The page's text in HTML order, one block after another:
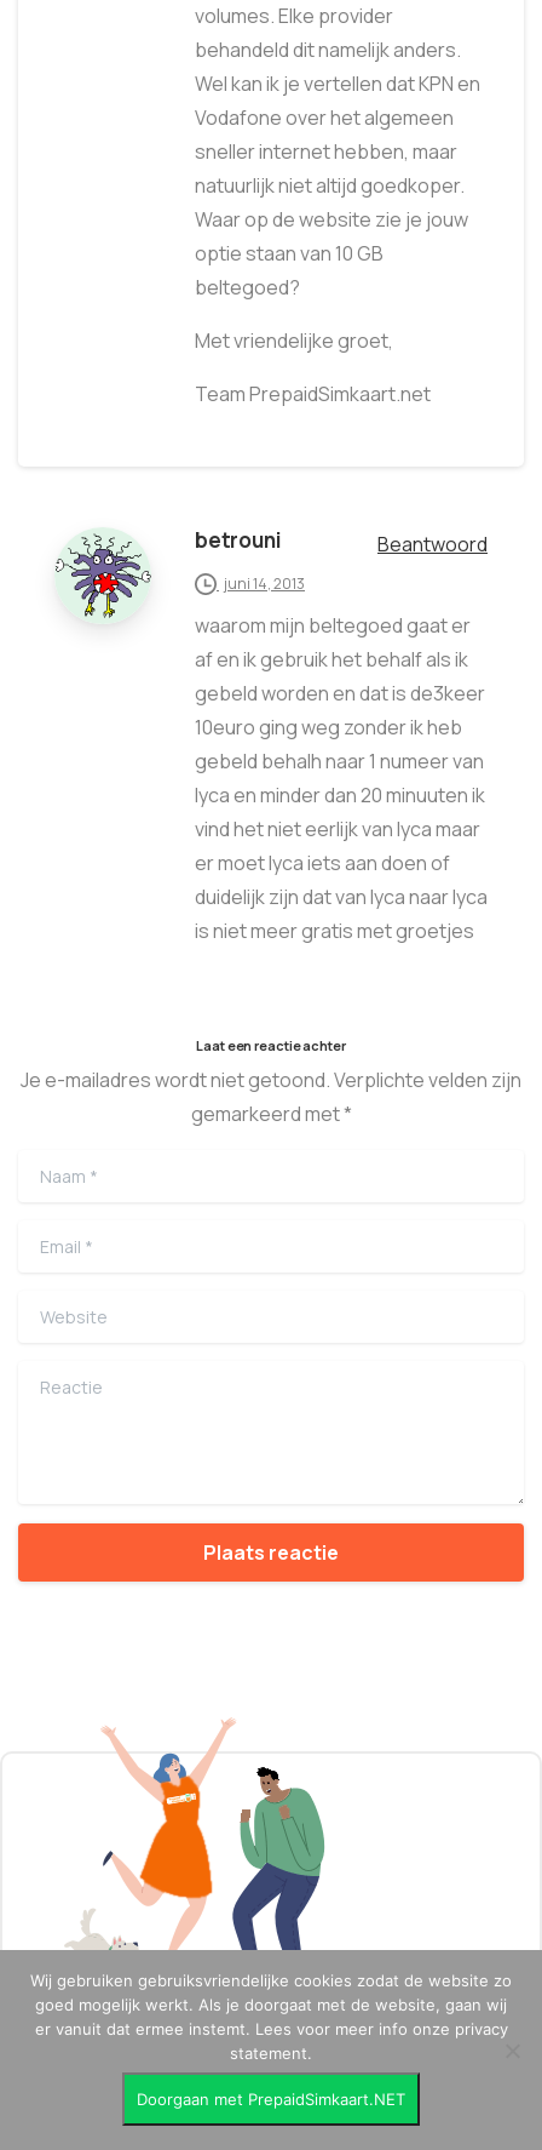
volumes. Elke provider
behandeld dit namelijk anders.
Wel kan ik je vertellen dat KPN en
Vodafone over het algemeen
sneller internet hebben, maar
natuurlijk niet altijd goedkoper.
Waar op de website zie je jouw
optie staan van 10 GB
beltegoed?
Met vriendelijke groet,
Team PrepaidSimkaart.net
betrouni Beantwoord
juni 14, 2013
waarom mijn beltegoed gaat er
af en ik gebruik het behalf als ik
gebeld worden en dat is de3keer
10euro ging weg zonder ik heb
gebeld behalh naar 1 numeer van
lyca en minder dan 20 minuuten ik
vind het niet eerlijk van lyca maar
er moet lyca iets aan doen of
duidelijk zijn dat van lyca naar lyca
is niet meer gratis met groetjes
Laat een reactie achter
Je e-mailadres wordt niet getoond. Verplichte velden zijn
gemarkeerd met *
Naam
Email
Website
Reactie
Het is feest! PrepaidSimkaart.net
bestaat 16 jaar!
Wij gebruiken gebruiksvriendelijke cookies zodat de website zo
goed mogelijk werkt. Als je doorgaat met de website, gaan wij
er vanuit dat ermee instemt. Lees voor meer info onze privacy
statement.
Doorgaan met PrepaidSimkaart.NET